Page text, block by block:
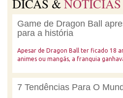
DICAS &NOTÍCIAS
Game de Dragon Ball
para a história
Apesar de Dragon Ball ter ficado 18
animes ou mangás, a franquia
7 Tendências Para O